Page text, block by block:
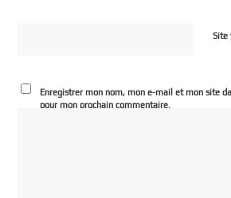
Site
Enregistrer mon nom, mon e-mail et mon site
pour mon prochain commentaire.